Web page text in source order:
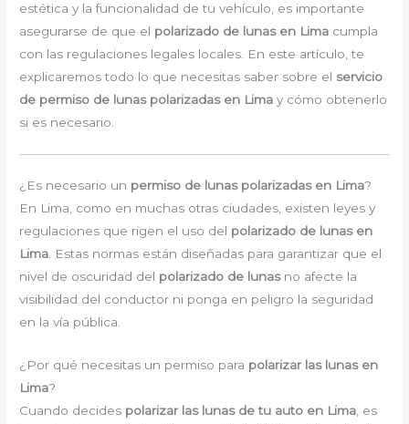
estética y la funcionalidad de tu vehículo, es importante
asegurarse de que el polarizado de lunas en Lima cumpla
con las regulaciones legales locales. En este artículo, te
explicaremos todo lo que necesitas saber sobre el servicio
de permiso de lunas polarizadas en Lima y cómo obtenerlo
si es necesario.
¿Es necesario un permiso de lunas polarizadas en Lima?
En Lima, como en muchas otras ciudades, existen leyes y
regulaciones que rigen el uso del polarizado de lunas en
Lima . Estas normas están diseñadas para garantizar que el
nivel de oscuridad del polarizado de lunasno afecte la
visibilidad del conductor ni ponga en peligro la seguridad
en la vía pública.
¿Por qué necesitas un permiso para polarizar las lunas en
Lima?
Cuando decides polarizar las lunas de tu auto en Lima , es